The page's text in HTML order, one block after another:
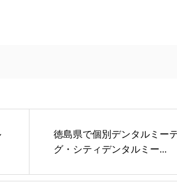
徳島県で個別デンタルミー
グ・シティデンタルミー...